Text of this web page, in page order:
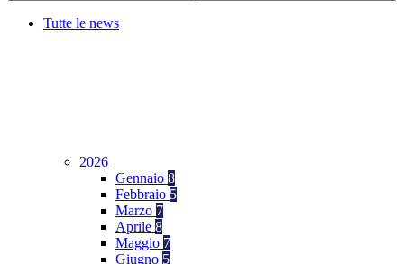
Tutte le news
2026
Gennaio 8
Febbraio 5
Marzo 7
Aprile 8
Maggio 7
Giugno 5